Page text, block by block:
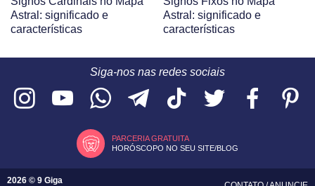
Astral: significado e
características
Astral: significado e
características
Siga-nos nas redes sociais
PARCERIA GRATUITA
HORÓSCOPO NO SEU SITE/BLOG
2026 © 9 Giga